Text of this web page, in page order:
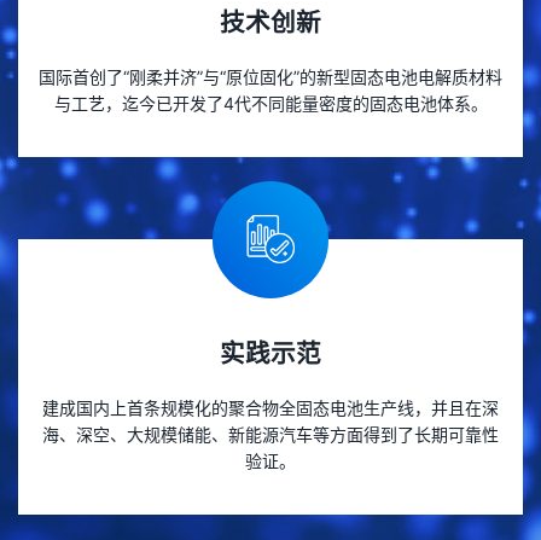
技术创新
国际首创了“刚柔并济”与“原位固化”的新型固态电池电解质材料
与工艺，迄今已开发了4代不同能量密度的固态电池体系。
实践示范
建成国内上首条规模化的聚合物全固态电池生产线，并且在深
海、深空、大规模储能、新能源汽车等方面得到了长期可靠性
验证。